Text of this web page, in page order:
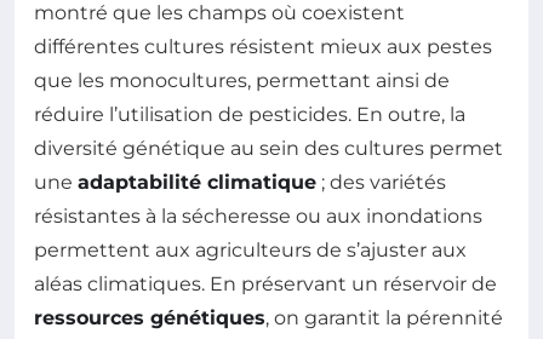
montré que les champs où coexistent
différentes cultures résistent mieux aux pestes
que les monocultures, permettant ainsi de
réduire l’utilisation de pesticides. En outre, la
diversité génétique au sein des cultures permet
une adaptabilité climatique ; des variétés
résistantes à la sécheresse ou aux inondations
permettent aux agriculteurs de s’ajuster aux
aléas climatiques. En préservant un réservoir de
ressources génétiques, on garantit la pérennité